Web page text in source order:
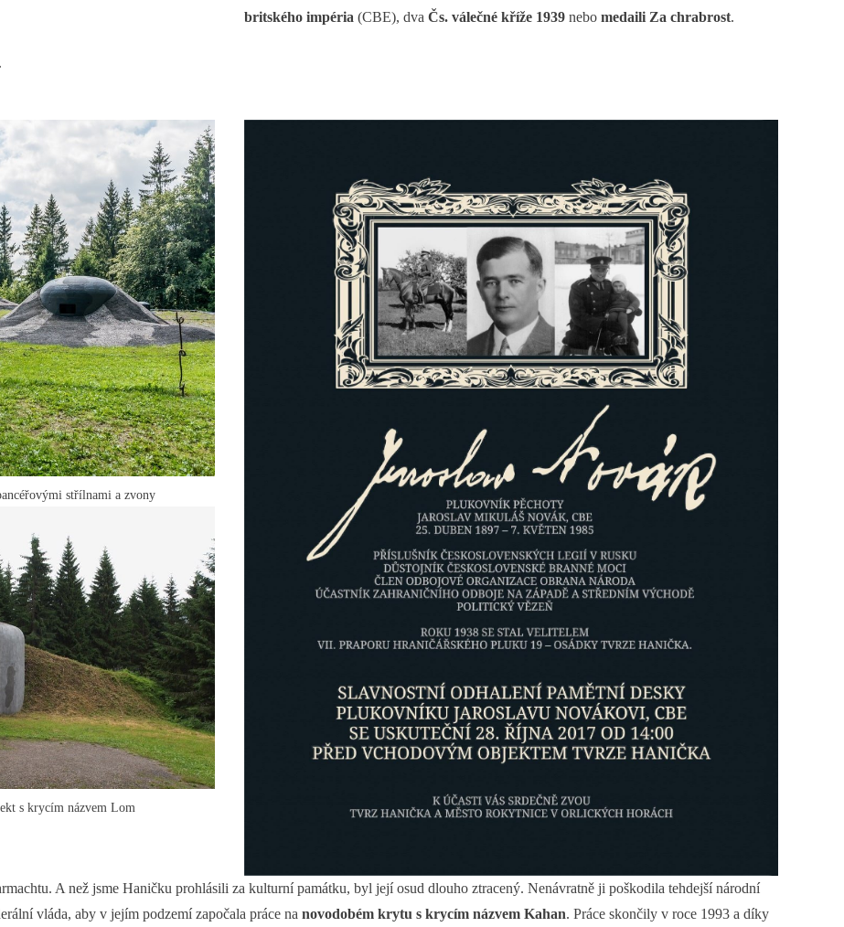
britského impéria (CBE), dva Čs. válečné kříže 1939 nebo medaili Za chrabrost.
střílnami a zvony
s krycím názvem Lom
A než jsme Haničku prohlásili za kulturní památku, byl její osud dlouho ztracený. Nenávratně ji poškodila tehdejší národní
vláda, aby v jejím podzemí započala práce na novodobém krytu s krycím názvem Kahan. Práce skončily v roce 1993 a díky